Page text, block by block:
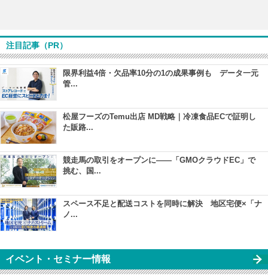
注目記事（PR）
限界利益4倍・欠品率10分の1の成果事例も データ一元
管...
松屋フーズのTemu出店 MD戦略｜冷凍食品ECで証明し
た販路...
競走馬の取引をオープンに――「GMOクラウドEC」で
挑む、国...
スペース不足と配送コストを同時に解決 地区宅便×「ナ
ノ...
イベント・セミナー情報